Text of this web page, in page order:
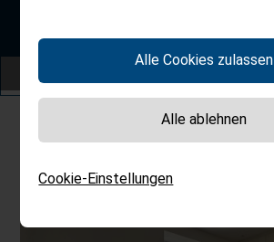
Cookie-Einstellungen
Alle Cookies zulassen
Alle ablehnen